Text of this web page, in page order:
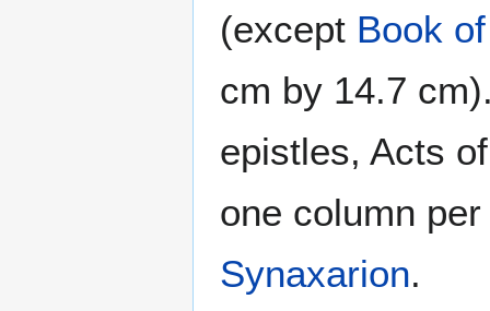
(except Book
cm by 14.7
epistles, Acts
one column
Synaxarion.